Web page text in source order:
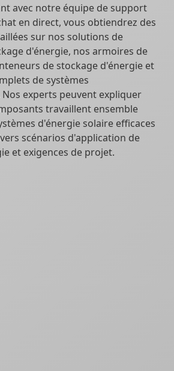
avec notre équipe de support
en direct, vous obtiendrez des
sur nos solutions de
d'énergie, nos armoires de
de stockage d'énergie et
de systèmes
experts peuvent expliquer
travaillent ensemble
d'énergie solaire efficaces
scénarios d'application de
et exigences de projet.